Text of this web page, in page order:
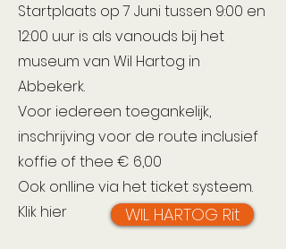
WIL HARTOG Rit
Startplaats op 7 Juni tussen 9:00 en
12:00 uur is als vanouds bij het
museum van Wil Hartog in
Abbekerk.
Voor iedereen toegankelijk,
inschrijving voor de route inclusief
koffie of thee € 6,00
Ook onlline via het ticket systeem.
Klik hier